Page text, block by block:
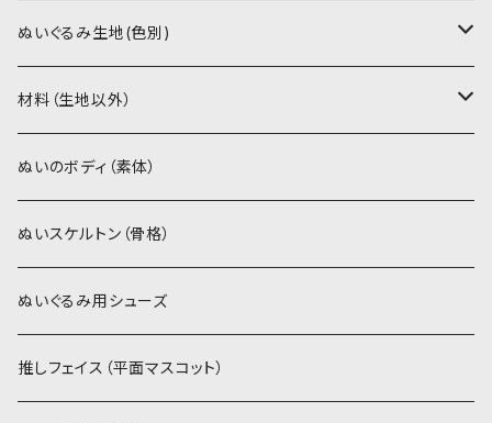
PDFデータ（ダウンロード）
ソフトボア（短毛）
ソフトボア（5mm）
ぬいトリコット
スキンカラー生地
カーリーベルボア
パウダーボア（4mm）
ぬいぐるみ生地(色別)
ソフトボア
スキンカラー系
白系
ぬいトリコット
スキンカラー系
白系
材料（生地以外）
アイロン接着シート
ステッチカラー
ミニワッペン
リボン
ぬいのボディ（素体）
ぬいスケルトン（骨格）
ぬいぐるみ用シューズ
推しフェイス（平面マスコット）